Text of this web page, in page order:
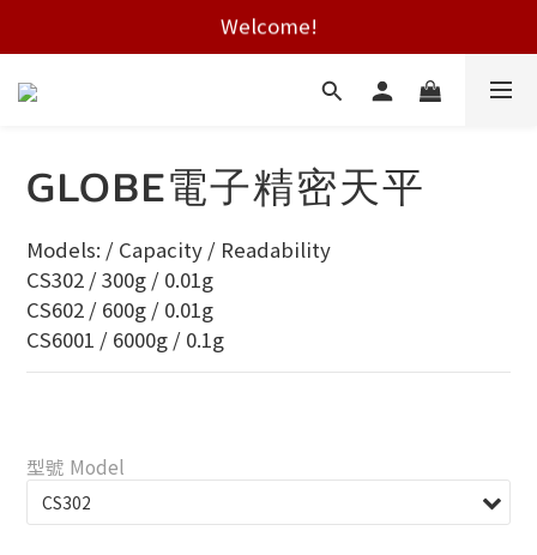
Free shipping on HK orders over $2000
Welcome!
GLOBE電子精密天平
Models: / Capacity / Readability
CS302 / 300g / 0.01g
CS602 / 600g / 0.01g
CS6001 / 6000g / 0.1g
型號 Model